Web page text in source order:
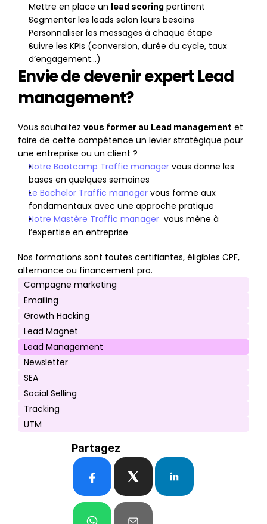
Mettre en place un lead scoring pertinent
Segmenter les leads selon leurs besoins
Personnaliser les messages à chaque étape
Suivre les KPIs (conversion, durée du cycle, taux
d’engagement...)
Envie de devenir expert Lead
management?
Vous souhaitez vous former au Lead management et
faire de cette compétence un levier stratégique pour
une entreprise ou un client ?
Notre Bootcamp Traffic manager vous donne les
bases en quelques semaines
Le Bachelor Traffic manager vous forme aux
fondamentaux avec une approche pratique
Notre Mastère Traffic manager vous mène à
l’expertise en entreprise
Nos formations sont toutes certifiantes, éligibles CPF,
alternance ou financement pro.
Campagne marketing
Emailing
Growth Hacking
Lead Magnet
Lead Management
Newsletter
SEA
Social Selling
Tracking
UTM
Partagez